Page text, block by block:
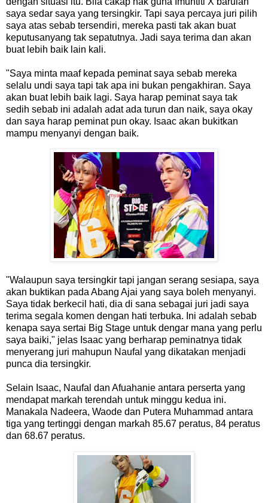
saya sedar saya yang tersingkir. Tapi saya percaya juri pilih
saya atas sebab tersendiri, mereka pasti tak akan buat
keputusanyang tak sepatutnya. Jadi saya terima dan akan
buat lebih baik lain kali.
"Saya minta maaf kepada peminat saya sebab mereka
selalu undi saya tapi tak apa ini bukan pengakhiran. Saya
akan buat lebih baik lagi. Saya harap peminat saya tak
sedih sebab ini adalah adat ada turun dan naik, saya okay
dan saya harap peminat pun okay. Isaac akan bukitkan
mampu menyanyi dengan baik.
"Walaupun saya tersingkir tapi jangan serang sesiapa, saya
akan buktikan pada Abang Ajai yang saya boleh menyanyi.
Saya tidak berkecil hati, dia di sana sebagai juri jadi saya
terima segala komen dengan hati terbuka. Ini adalah sebab
kenapa saya sertai Big Stage untuk dengar mana yang perlu
saya baiki," jelas Isaac yang berharap peminatnya tidak
menyerang juri mahupun Naufal yang dikatakan menjadi
punca dia tersingkir.
Selain Isaac, Naufal dan Afuahanie antara perserta yang
mendapat markah terendah untuk minggu kedua ini.
Manakala Nadeera, Waode dan Putera Muhammad antara
tiga yang tertinggi dengan markah 85.67 peratus, 84 peratus
dan 68.67 peratus.